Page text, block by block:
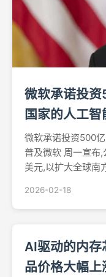
微软承诺投
国家的人工智
微软承诺投资500
普及微软 周一宣布
美元,以扩大全球南
该声明是在新德里
是全球南方地区举
2026-02-18
AI驱动的内存
品价格大幅上